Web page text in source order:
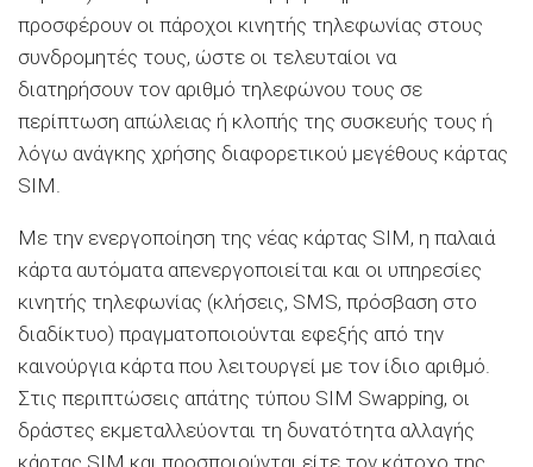
προσφέρουν οι πάροχοι κινητής τηλεφωνίας στους
συνδρομητές τους, ώστε οι τελευταίοι να
διατηρήσουν τον αριθμό τηλεφώνου τους σε
περίπτωση απώλειας ή κλοπής της συσκευής τους ή
λόγω ανάγκης χρήσης διαφορετικού μεγέθους κάρτας
SIM.
Με την ενεργοποίηση της νέας κάρτας SIM, η παλαιά
κάρτα αυτόματα απενεργοποιείται και οι υπηρεσίες
κινητής τηλεφωνίας (κλήσεις, SMS, πρόσβαση στο
διαδίκτυο) πραγματοποιούνται εφεξής από την
καινούργια κάρτα που λειτουργεί με τον ίδιο αριθμό.
Στις περιπτώσεις απάτης τύπου SIM Swapping, οι
δράστες εκμεταλλεύονται τη δυνατότητα αλλαγής
κάρτας SIM και προσποιούνται είτε τον κάτοχο της